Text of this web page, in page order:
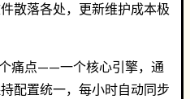
散落各处，更新维护成本极
痛点——一个核心引擎，通
配置统一，每小时自动同步